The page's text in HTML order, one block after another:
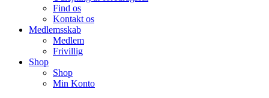
Find os
Kontakt os
Medlemsskab
Medlem
Frivillig
Shop
Shop
Min Konto